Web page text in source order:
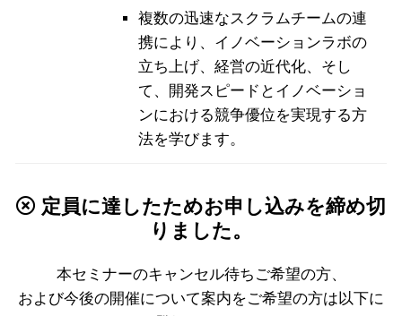
複数の迅速なスクラムチームの連
携により、イノベーションラボの
立ち上げ、経営の近代化、そし
て、開発スピードとイノベーショ
ンにおける競争優位を実現する方
法を学びます。
定員に達したためお申し込みを締め切
りました。
本セミナーのキャンセル待ちご希望の方、
および今後の開催について案内をご希望の方は以下に